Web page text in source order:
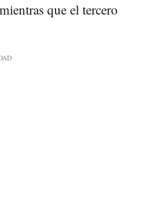
que el tercero